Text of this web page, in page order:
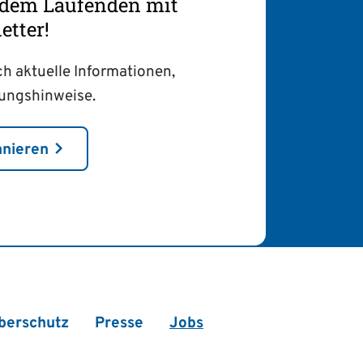
aktuelle Informationen,
Presse Jobs